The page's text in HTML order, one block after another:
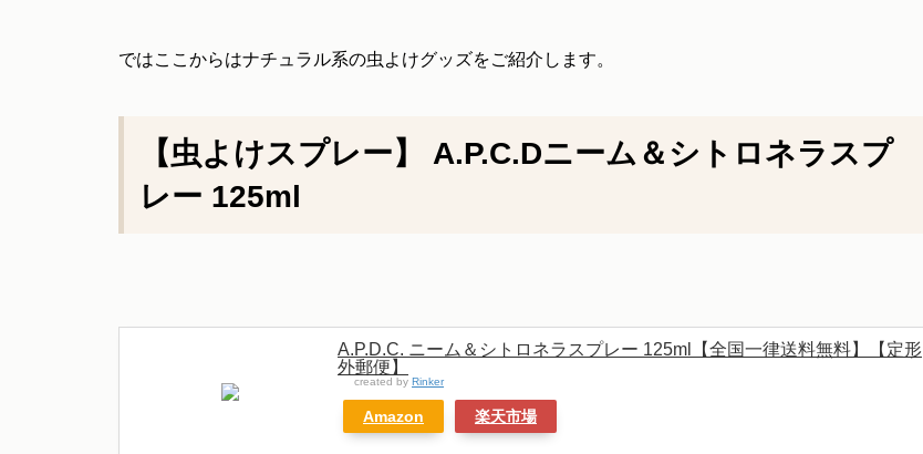
ではここからはナチュラル系の虫よけグッズをご紹介します。
【虫よけスプレー】 A.P.C.Dニーム＆シトロネラスプ
レー 125ml
A.P.D.C. ニーム＆シトロネラスプレー 125ml【全国一律送料無料】【定形
外郵便】
created by Rinker
Amazon 楽天市場